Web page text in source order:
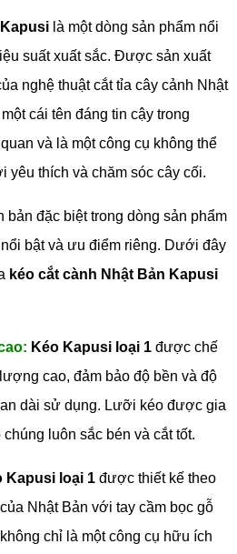
là một dòng sản phẩm nổi
suất xuất sắc. Được sản xuất
nghệ thuật cắt tỉa cây cảnh Nhật
cái tên đáng tin cậy trong
và là một công cụ không thể
thích và chăm sóc cây cối.
bản đặc biệt trong dòng sản phẩm
bật và ưu điểm riêng. Dưới đây
kéo cắt cành Nhật Bản Kapusi
Kéo Kapusi loại 1 được chế
cao, đảm bảo độ bền và độ
dài sử dụng. Lưỡi kéo được gia
luôn sắc bén và cắt tốt.
Kapusi loại 1 được thiết kế theo
Nhật Bản với tay cầm bọc gỗ
chỉ là một công cụ hữu ích